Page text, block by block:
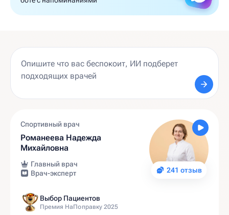
241 отзыв
Спортивный врач
Романеева Надежда
Михайловна
Главный врач
Врач-эксперт
Выбор Пациентов
Премия НаПоправку 2025